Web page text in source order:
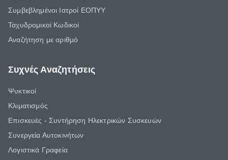
Συμβεβλημένοι Ιατροί ΕΟΠΥΥ
Ταχυδρομικοί Κωδικοί
Αναζήτηση με αριθμό
Συχνές Αναζητήσεις
Ψυκτικοί
Κλιματισμός
Επισκευές - Συντήρηση Ηλεκτρικών Συσκευών
Συνεργεία Αυτοκινήτων
Λογιστικά Γραφεία